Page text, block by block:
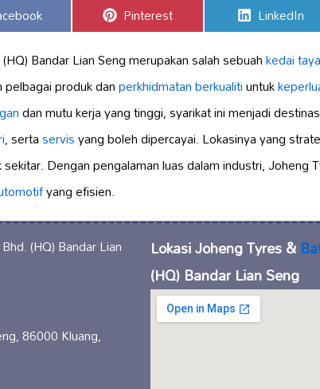
Share
on
Pinterest Share
on
LinkedIn
(HQ) Bandar Lian Seng merupakan salah sebuahkedai
produk danperkhidmatan berkualitiuntuk
dan mutu kerja yang tinggi, syarikat ini menjadi
, sertaservisyang boleh dipercayai. Lokasinya yang
Dengan pengalaman luas dalam industri, Joheng
yang efisien.
86000 Kluang,
Lokasi Joheng Tyres &
(HQ) Bandar Lian Seng